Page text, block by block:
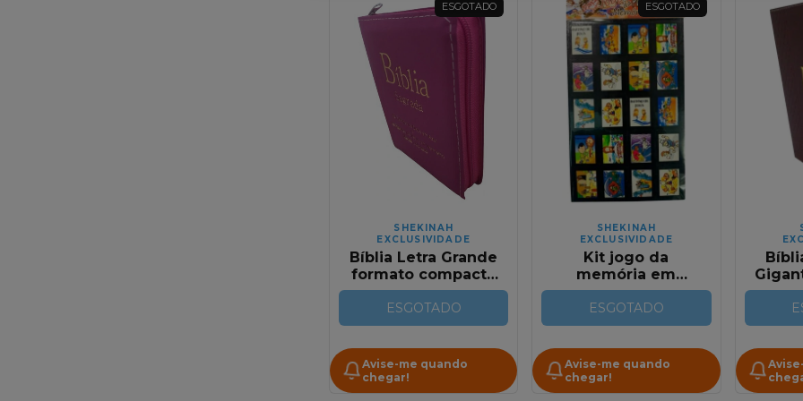
ESGOTADO
SHEKINAH
EXCLUSIVIDADE
Bíblia Letra Grande
formato compacto
Luxo | com Harpa |
com Zíper | Pink
Full Colors
ESGOTADO
Avise-me quando
chegar!
ESGOTADO
SHEKINAH
EXCLUSIVIDADE
Kit jogo da
memória em
madeira |
Passagens bíblicas
ESGOTADO
Avise-me quando
chegar!